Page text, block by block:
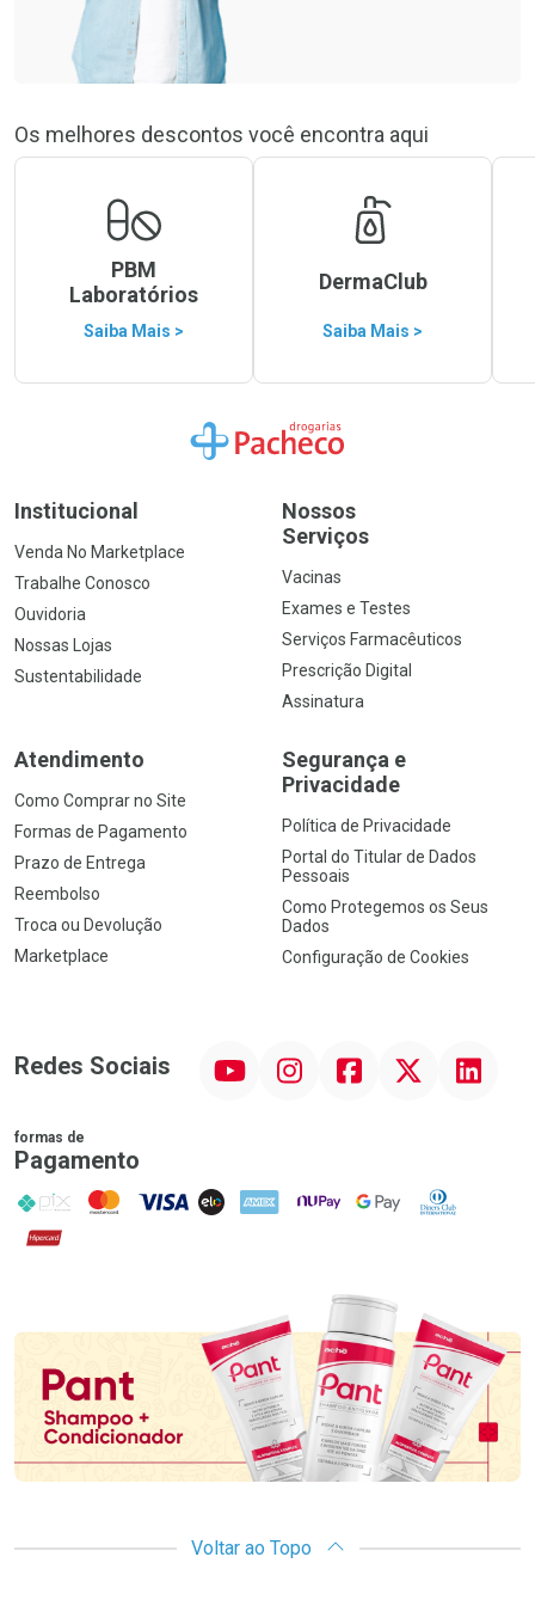
Os melhores descontos você encontra aqui
PBM
Laboratórios
Saiba Mais >
DermaClub
Saiba Mais >
Ir para a Home
Institucional
Venda No Marketplace
Trabalhe Conosco
Ouvidoria
Nossas Lojas
Sustentabilidade
Nossos
Serviços
Vacinas
Exames e Testes
Serviços Farmacêuticos
Prescrição Digital
Assinatura
Atendimento
Como Comprar no Site
Formas de Pagamento
Prazo de Entrega
Reembolso
Troca ou Devolução
Marketplace
Segurança e
Privacidade
Política de Privacidade
Portal do Titular de Dados
Pessoais
Como Protegemos os Seus
Dados
Configuração de Cookies
Redes Sociais InstagramFacebookTwitter Linkedin
formas de
Pagamento
PIX MasterCard
VISA ELO AMEX NuPay Google PayDiners Club
Hipercard
Voltar ao Topo